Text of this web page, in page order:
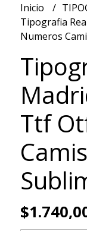
Inicio
Tipografia
Numeros
Ttf